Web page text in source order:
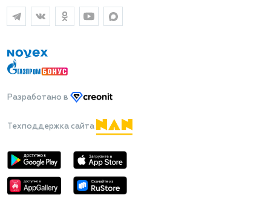
Разработано в
Техподдержка сайта